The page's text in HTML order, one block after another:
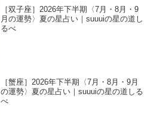
［双子座］2026年下半期〈7月・8月・9
月の運勢〉夏の星占い｜suuuiの星の道し
るべ
［蟹座］2026年下半期〈7月・8月・9月
の運勢〉夏の星占い｜suuuiの星の道しる
べ